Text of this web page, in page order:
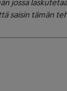
jossa
saisin tämän